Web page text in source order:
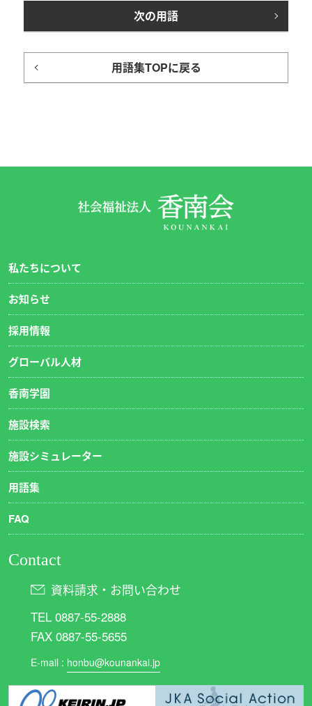
次の用語
用語集TOPに戻る
私たちについて
お知らせ
採用情報
グローバル人材
香南学園
施設検索
施設シミュレーター
用語集
FAQ
Contact
資料請求・お問い合わせ
TEL 0887-55-2888
FAX 0887-55-5655
E-mail : honbu@kounankai.jp